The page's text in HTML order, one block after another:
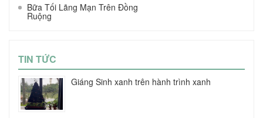
Bữa Tối Lãng Mạn Trên Đồng
Ruộng
TIN TỨC
Giáng Sinh xanh trên hành trình xanh